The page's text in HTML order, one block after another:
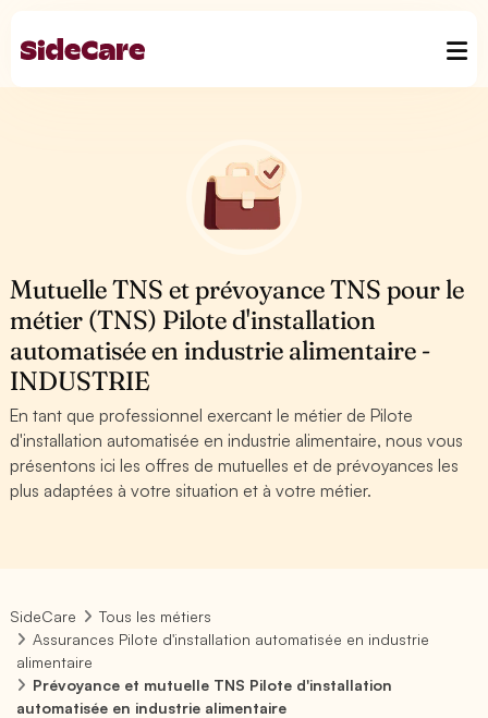
Mutuelle TNS et prévoyance TNS pour le
métier (TNS) Pilote d'installation
automatisée en industrie alimentaire -
INDUSTRIE
En tant que professionnel exercant le métier de Pilote
d'installation automatisée en industrie alimentaire, nous vous
présentons ici les offres de mutuelles et de prévoyances les
plus adaptées à votre situation et à votre métier.
SideCare
Tous les métiers
Assurances Pilote d'installation automatisée en industrie
alimentaire
Prévoyance et mutuelle TNS Pilote d'installation
automatisée en industrie alimentaire